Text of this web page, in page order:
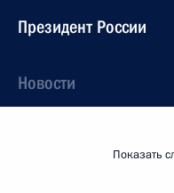
Президент России
Новости
Показать